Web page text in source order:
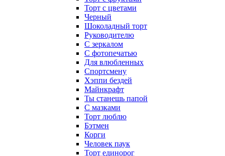
Торт с цветами
Черный
Шоколадный торт
Руководителю
С зеркалом
С фотопечатью
Для влюбленных
Спортсмену
Хэппи бездей
Майнкрафт
Ты станешь папой
С мазками
Торт люблю
Бэтмен
Корги
Человек паук
Торт единорог